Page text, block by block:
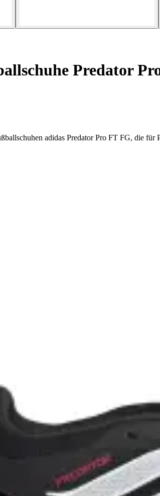
Predator
adidas Predator Pro FT FG, die